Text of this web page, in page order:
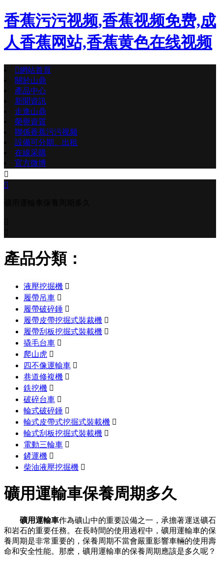
香蕉污污视频,香蕉视频免费,成
人香蕉网站,香蕉黄色在线视频
網站首頁
關於山鼎
產品中心
新聞資訊
走進山鼎
榮譽資質
聯係香蕉污污视频
設備可分期、出租
在線采購
官方微博


產品分類：
液壓挖掘機 
履帶吊車 
履帶破碎錘 
履帶皮帶挖掘式裝裁機 
履帶刮板挖掘式裝載機 
撬毛台車 
爬山虎 
四不像運輸車 
巷道修複機 
銑挖機 
破碎台車 
輪式破碎錘 
輪式皮帶式挖掘式裝載機 
輪式刮板挖掘式裝載機 
電動三輪車 
鏟運機 
柴油液壓挖掘機 
礦用運輸車保養周期多久
礦用運輸車作為礦山中的重要設備之一，承擔著運送礦石
和岩石的重要任務。在長時間的使用過程中，礦用運輸車的保
養周期是非常重要的，保養周期不當會嚴重影響車輛的使用壽
命和安全性能。那麽，礦用運輸車的保養周期應該是多久呢？